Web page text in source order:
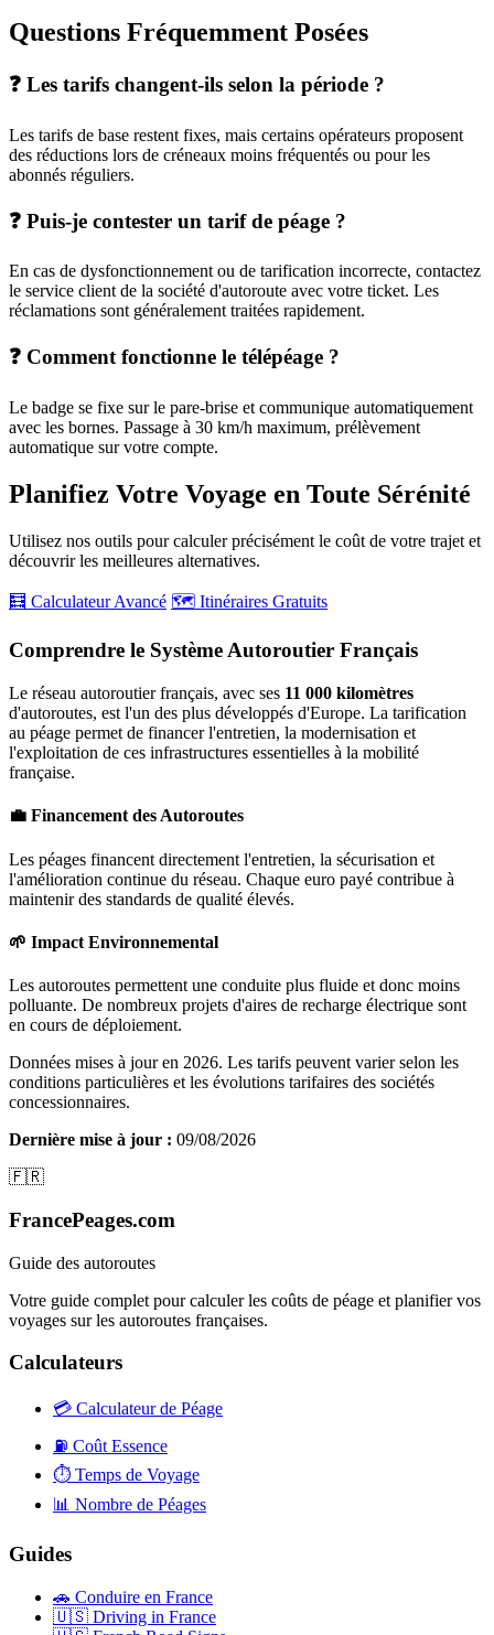
Questions Fréquemment Posées
❓ Les tarifs changent-ils selon la période ?
Les tarifs de base restent fixes, mais certains opérateurs proposent
des réductions lors de créneaux moins fréquentés ou pour les
abonnés réguliers.
❓ Puis-je contester un tarif de péage ?
En cas de dysfonctionnement ou de tarification incorrecte, contactez
le service client de la société d'autoroute avec votre ticket. Les
réclamations sont généralement traitées rapidement.
❓ Comment fonctionne le télépéage ?
Le badge se fixe sur le pare-brise et communique automatiquement
avec les bornes. Passage à 30 km/h maximum, prélèvement
automatique sur votre compte.
Planifiez Votre Voyage en Toute Sérénité
Utilisez nos outils pour calculer précisément le coût de votre trajet et
découvrir les meilleures alternatives.
🧮 Calculateur Avancé 🗺️ Itinéraires Gratuits
Comprendre le Système Autoroutier Français
Le réseau autoroutier français, avec ses 11 000 kilomètres
d'autoroutes, est l'un des plus développés d'Europe. La tarification
au péage permet de financer l'entretien, la modernisation et
l'exploitation de ces infrastructures essentielles à la mobilité
française.
💼 Financement des Autoroutes
Les péages financent directement l'entretien, la sécurisation et
l'amélioration continue du réseau. Chaque euro payé contribue à
maintenir des standards de qualité élevés.
🌱 Impact Environnemental
Les autoroutes permettent une conduite plus fluide et donc moins
polluante. De nombreux projets d'aires de recharge électrique sont
en cours de déploiement.
Données mises à jour en 2026. Les tarifs peuvent varier selon les
conditions particulières et les évolutions tarifaires des sociétés
concessionnaires.
Dernière mise à jour : 09/08/2026
🇫🇷
FrancePeages.com
Guide des autoroutes
Votre guide complet pour calculer les coûts de péage et planifier vos
voyages sur les autoroutes françaises.
Calculateurs
💳 Calculateur de Péage
⛽ Coût Essence
⏱️ Temps de Voyage
📊 Nombre de Péages
Guides
🚗 Conduire en France
🇺🇸 Driving in France